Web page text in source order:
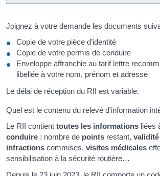
Joignez à votre demande les documents
Copie de votre pièce d'identité
Copie de votre permis de conduire
Enveloppe affranchie au tarif lettre
libellée à votre nom, prénom et adresse
Le délai de réception du RII est variable.
Quel est le contenu du relevé d'information
Le RII contient toutes les informations liées
conduire : nombre de points restant, validité
infractions commises, visites médicales
sensibilisation à la sécurité routière…